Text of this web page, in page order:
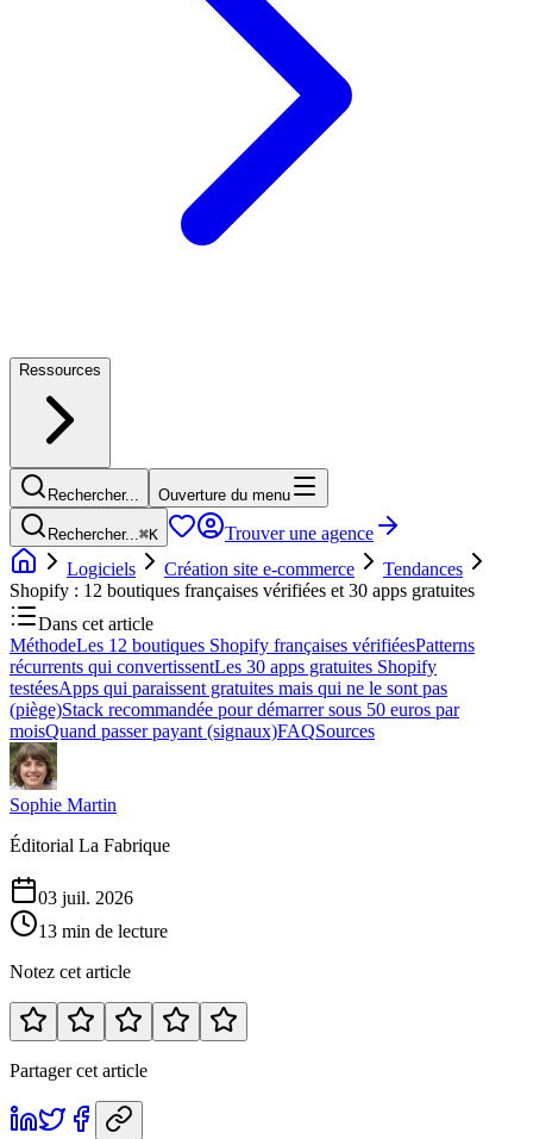
Ressources
Rechercher... Ouverture du menu
Rechercher...⌘K
Trouver une agence
Logiciels
Création site e-commerce
Tendances
Shopify : 12 boutiques françaises vérifiées et 30 apps gratuites
Dans cet article
MéthodeLes 12 boutiques Shopify françaises vérifiéesPatterns
récurrents qui convertissentLes 30 apps gratuites Shopify
testéesApps qui paraissent gratuites mais qui ne le sont pas
(piège)Stack recommandée pour démarrer sous 50 euros par
moisQuand passer payant (signaux)FAQSources
Sophie Martin
Éditorial La Fabrique
03 juil. 2026
13 min de lecture
Notez cet article
Partager cet article